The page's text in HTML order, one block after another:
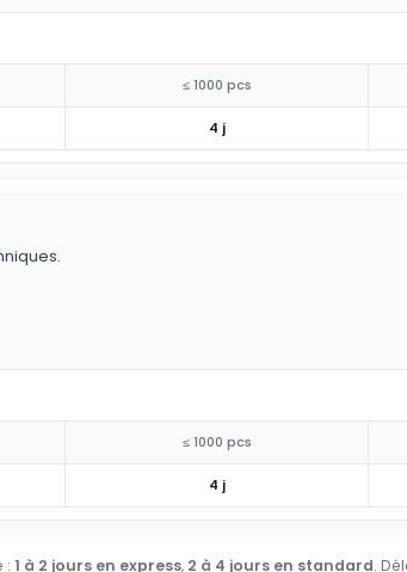
≤ 1000 pcs
4 j
≤ 1000 pcs
4 j
: 1 à 2 jours en express, 2 à 4 jours en standard.